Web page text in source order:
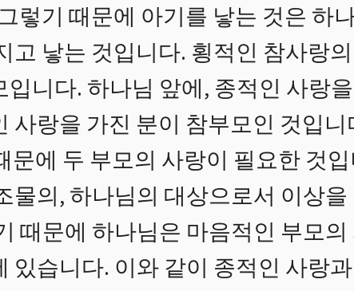
렇기 때문에 아기를 낳는 것은 하
고 낳는 것입니다. 횡적인 참사랑
입니다. 하나님 앞에, 종적인 사랑
사랑을 가진 분이 참부모인 것입니
문에 두 부모의 사랑이 필요한 것
물의, 하나님의 대상으로서 이상
때문에 하나님은 마음적인 부모
있습니다. 이와 같이 종적인 사랑